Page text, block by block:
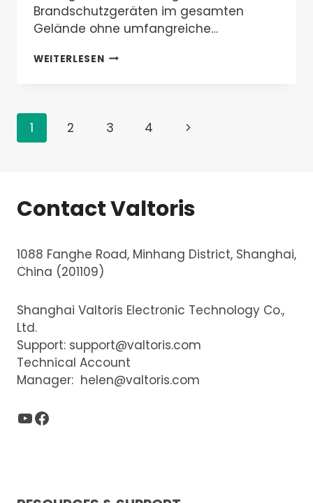
Brandschutzgeräten im gesamten
Gelände ohne umfangreiche…
WEITERLESENKUNDENERFOLGSGESCHICHTE:
FÜR
DTU
Seitennavigation
1 2 3 4
Nächste
Contact Valtoris
1088 Fanghe Road, Minhang District, Shanghai,
China (201109)
Shanghai Valtoris Electronic Technology Co.,
Ltd.
Support: support@valtoris.com
Technical Account
Manager: helen@valtoris.com
YouTube
Facebook